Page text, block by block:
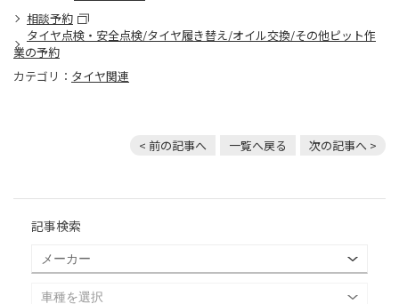
相談予約
タイヤ点検・安全点検/タイヤ履き替え/オイル交換/その他ピット作
業の予約
カテゴリ： タイヤ関連
< 前の記事へ 一覧へ戻る 次の記事へ >
記事検索